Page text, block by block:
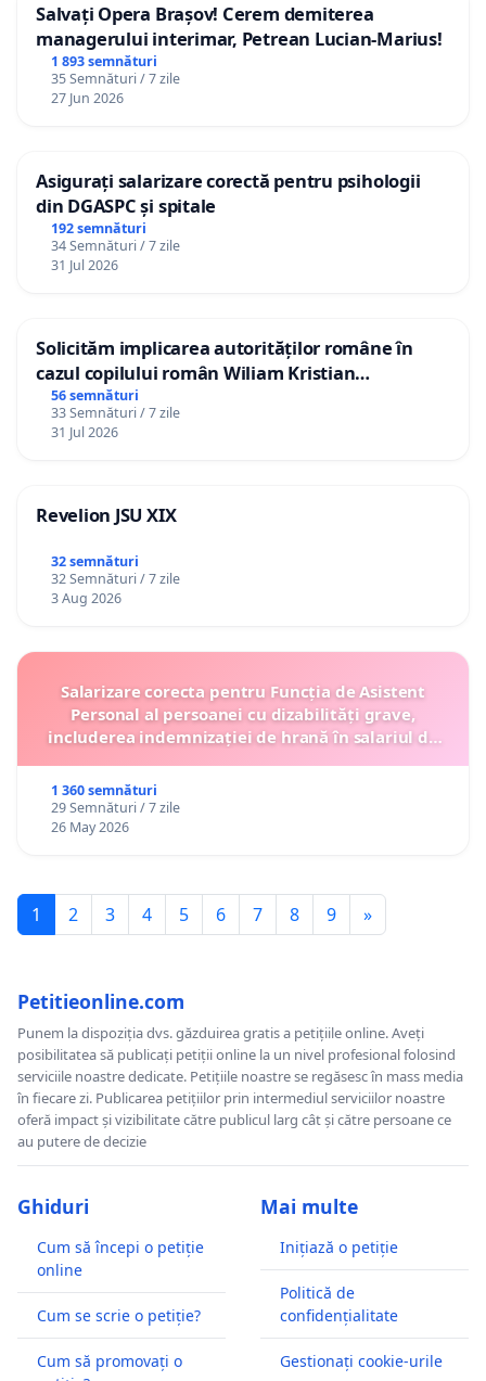
Salvați Opera Brașov! Cerem demiterea
managerului interimar, Petrean Lucian-Marius!
1 893 semnături
35 Semnături / 7 zile
27 Jun 2026
Asigurați salarizare corectă pentru psihologii
din DGASPC și spitale
192 semnături
34 Semnături / 7 zile
31 Jul 2026
Solicităm implicarea autorităților române în
cazul copilului român Wiliam Kristian
Gheorghe, aflat în plasament în Danemarca de
12 ani
56 semnături
33 Semnături / 7 zile
31 Jul 2026
Revelion JSU XIX
32 semnături
32 Semnături / 7 zile
3 Aug 2026
Salarizare corecta pentru Funcția de Asistent
Personal al persoanei cu dizabilități grave,
includerea indemnizației de hrană în salariul de
1 360 semnături
29 Semnături / 7 zile
26 May 2026
1 2 3 4 5 6 7 8 9 »
Petitieonline.com
Punem la dispoziția dvs. găzduirea gratis a petițiile online. Aveți
posibilitatea să publicați petiții online la un nivel profesional folosind
serviciile noastre dedicate. Petițiile noastre se regăsesc în mass media
în fiecare zi. Publicarea petițiilor prin intermediul serviciilor noastre
oferă impact și vizibilitate către publicul larg cât și către persoane ce
au putere de decizie
Ghiduri
Cum să începi o petiție
online
Cum se scrie o petiție?
Cum să promovați o
Mai multe
Inițiază o petiție
Politică de
confidențialitate
Gestionați cookie-urile